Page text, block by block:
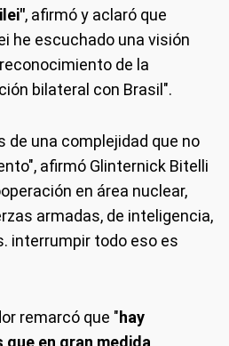
, afirmó y aclaró que
he escuchado una visión
de la
bilateral con Brasil".
de una complejidad que no
afirmó Glinternick Bitelli
en área nuclear,
armadas, de inteligencia,
interrumpir todo eso es
remarcó que "hay
en gran medida